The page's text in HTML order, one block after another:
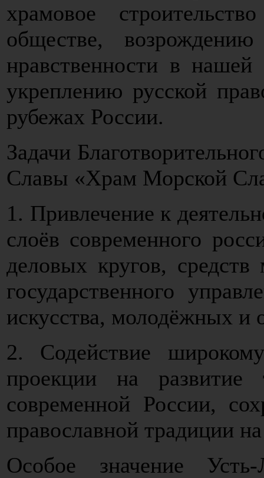
храмовое
обществе,
нравственности в
укреплению русской
рубежах России.
Задачи
Славы «Храм Морской
1. Привлечение к
слоёв современного
деловых кругов,
государственного
искусства, молодёжных и
2. Содействие
проекции на развитие
современной России,
православной традиции
Особое значение